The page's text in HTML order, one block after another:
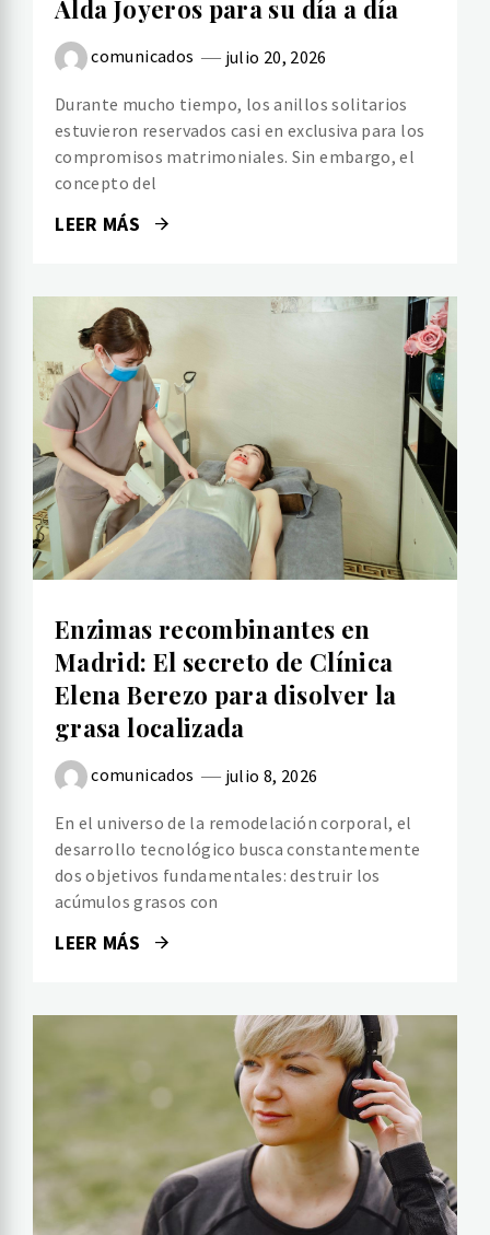
Alda Joyeros para su día a día
comunicados julio 20, 2026
Durante mucho tiempo, los anillos solitarios
estuvieron reservados casi en exclusiva para los
compromisos matrimoniales. Sin embargo, el
concepto del
LEER MÁS
Enzimas recombinantes en
Madrid: El secreto de Clínica
Elena Berezo para disolver la
grasa localizada
comunicados julio 8, 2026
En el universo de la remodelación corporal, el
desarrollo tecnológico busca constantemente
dos objetivos fundamentales: destruir los
acúmulos grasos con
LEER MÁS